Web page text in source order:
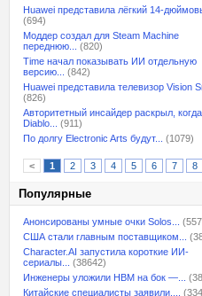
Huawei представила лёгкий 14-
(694)
Моддер создал для Steam Machine
переднюю...
(820)
Time начал показывать ИИ отдельную
версию...
(842)
Huawei представила телевизор Vision
(826)
Авторитетный инсайдер раскрыл, когда
Diablo...
(911)
По долгу Electronic Arts будут...
(1079)
< 1 2 3 4 5 6 7 8
Популярные
Анонсированы умные очки Solos...
США стали главным поставщиком...
Character.AI запустила короткие ИИ-
сериалы...
(38642)
Инженеры уложили HBM на бок —...
Китайские специалисты заявили,...